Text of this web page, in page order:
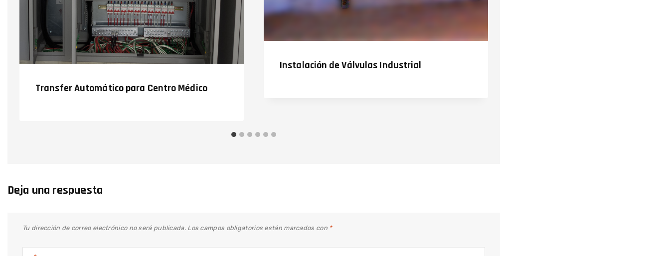
Transfer Automático para Centro Médico
Instalación de Válvulas Industrial
Deja una respuesta
Tu dirección de correo electrónico no será publicada. Los campos obligatorios están marcados con *